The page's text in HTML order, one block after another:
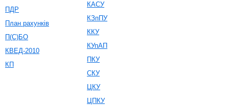
ПДР
План рахунків
П(С)БО
КВЕД-2010
КП
КАСУ
КЗпПУ
ККУ
КУпАП
ПКУ
СКУ
ЦКУ
ЦПКУ